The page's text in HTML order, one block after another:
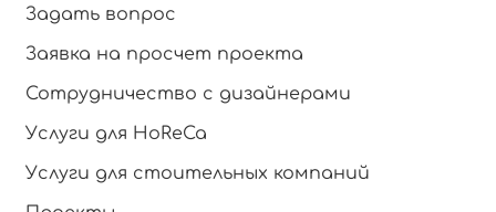
Задать вопрос
Заявка на просчет проекта
Сотрудничество с дизайнерами
Услуги для HoReCa
Услуги для стоительных компаний